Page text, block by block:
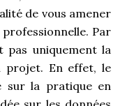
de vous amener
Par
pas uniquement la
projet. En effet, le
sur la pratique en